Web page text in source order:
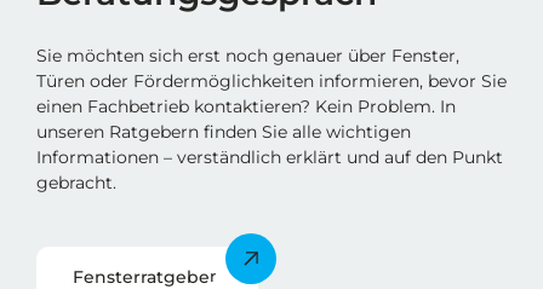
Sie möchten sich erst noch genauer über Fenster,
Türen oder Fördermöglichkeiten informieren, bevor Sie
einen Fachbetrieb kontaktieren? Kein Problem. In
unseren Ratgebern finden Sie alle wichtigen
Informationen – verständlich erklärt und auf den Punkt
gebracht.
Fensterratgeber